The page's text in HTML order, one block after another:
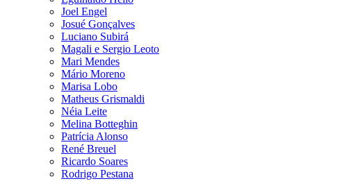
Joel Engel
Josué Gonçalves
Luciano Subirá
Magali e Sergio Leoto
Mari Mendes
Mário Moreno
Marisa Lobo
Matheus Grismaldi
Néia Leite
Melina Botteghin
Patrícia Alonso
René Breuel
Ricardo Soares
Rodrigo Pestana